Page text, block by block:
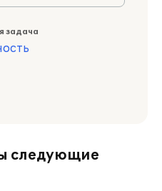
задача
следующие